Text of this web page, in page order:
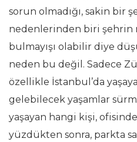
sorun olmadığı, sakin bir
nedenlerinden biri
bulmayışı olabilir diye
neden bu değil. Sadece
özellikle İstanbul’da
gelebilecek yaşamlar
yaşayan hangi kişi,
yüzdükten sonra, parkta